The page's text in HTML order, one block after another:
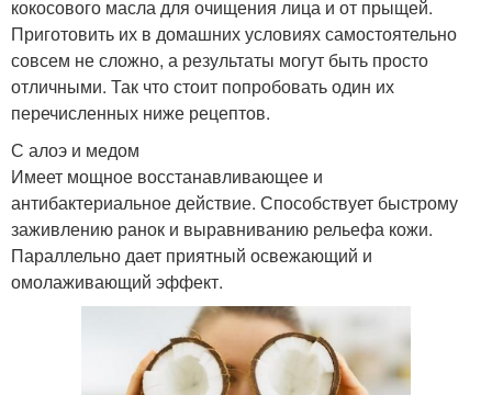
кокосового масла для очищения лица и от прыщей.
Приготовить их в домашних условиях самостоятельно
совсем не сложно, а результаты могут быть просто
отличными. Так что стоит попробовать один их
перечисленных ниже рецептов.
С алоэ и медом
Имеет мощное восстанавливающее и
антибактериальное действие. Способствует быстрому
заживлению ранок и выравниванию рельефа кожи.
Параллельно дает приятный освежающий и
омолаживающий эффект.